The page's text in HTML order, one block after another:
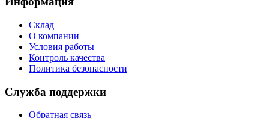
Склад
О компании
Условия работы
Контроль качества
Политика безопасности
Служба поддержки
Обратная связь